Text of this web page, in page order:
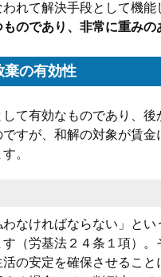
れて解決手段として機能
のであり、非常に重みの
棄の有効性
て有効なものであり、
すが、和解の対象が賃
。
なければならない」と
（労基法２４条１項）
の安定を確保させるこ